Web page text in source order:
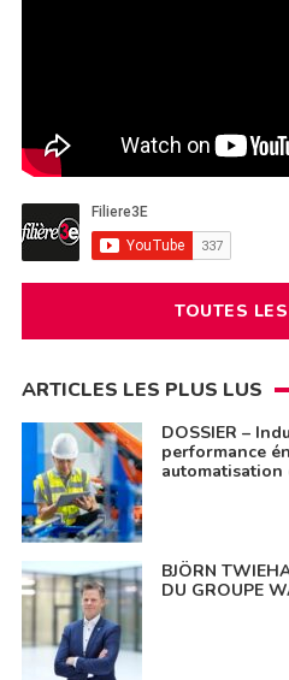
TOUTES
ARTICLES LES PLUS LUS
DOSSIER –
performance
BJÖRN
DU GROUPE